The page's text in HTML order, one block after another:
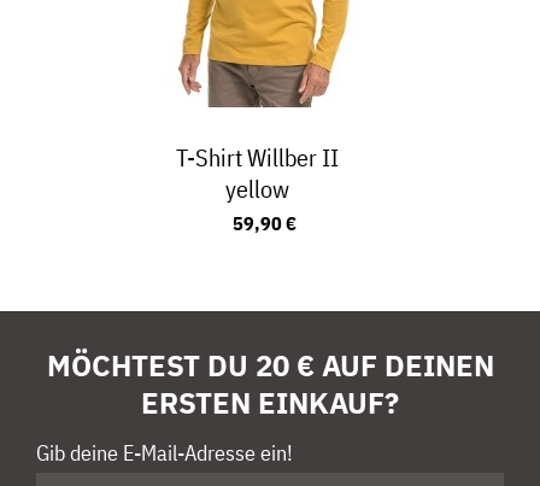
T-Shirt Willber II
yellow
59,90 €
MÖCHTEST DU 20 € AUF DEINEN
ERSTEN EINKAUF?
Gib deine E-Mail-Adresse ein!